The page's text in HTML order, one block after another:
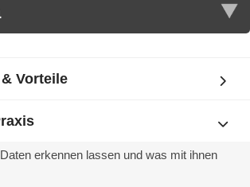
Vorteile
erkennen lassen und was mit ihnen